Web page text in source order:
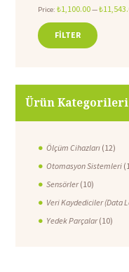
FILTER
Price: ₺1,100.00—
Ürün Kategorileri
Ölçüm Cihazları (12)
Otomasyon Sistemleri
Sensörler (10)
Veri Kaydediciler (Data
Yedek Parçalar (10)